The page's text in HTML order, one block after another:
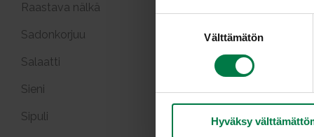
Välttämätön
Hyväksy
Raastava nälkä
Sadonkorjuu
Salaatti
Sieni
Sipuli